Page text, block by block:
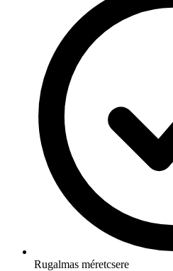
Rugalmas méretcsere